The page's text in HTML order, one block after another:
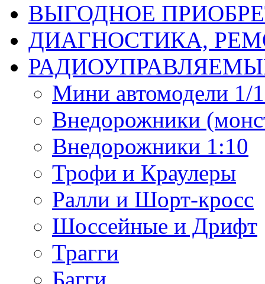
ВЫГОДНОЕ
ДИАГНОСТИКА,
Мини автомодели 1/
Внедорожники
Внедорожники 1:10
Трофи и Краулеры
Ралли и Шорт-кросс
Шоссейные и Дрифт
Трагги